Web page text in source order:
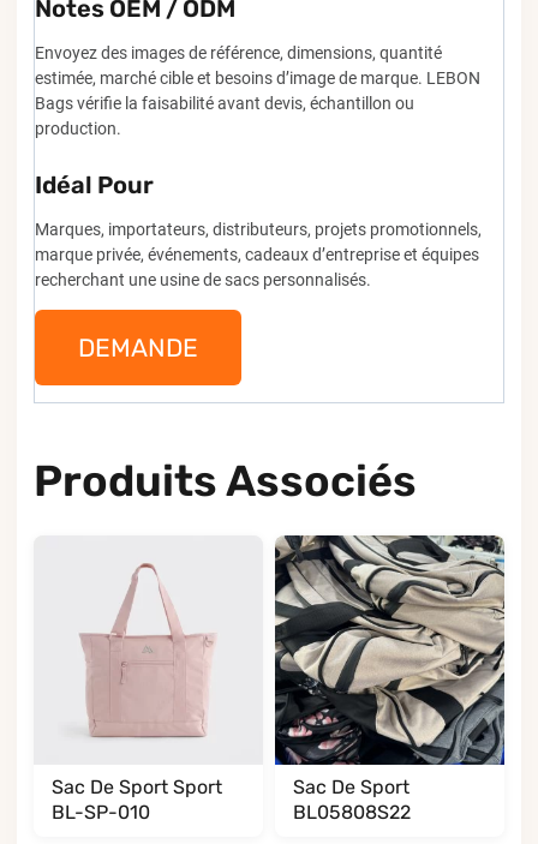
Notes OEM / ODM
Envoyez des images de référence, dimensions, quantité
estimée, marché cible et besoins d’image de marque. LEBON
Bags vérifie la faisabilité avant devis, échantillon ou
production.
Idéal Pour
Marques, importateurs, distributeurs, projets promotionnels,
marque privée, événements, cadeaux d’entreprise et équipes
recherchant une usine de sacs personnalisés.
DEMANDE
Produits Associés
Sac De Sport Sport
BL-SP-010
Sac De Sport
BL05808S22